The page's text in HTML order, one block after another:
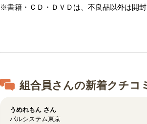
※書籍・ＣＤ・ＤＶＤは、不良品以外は開封
組合員さんの新着クチコ
うめれもん さん
パルシステム東京